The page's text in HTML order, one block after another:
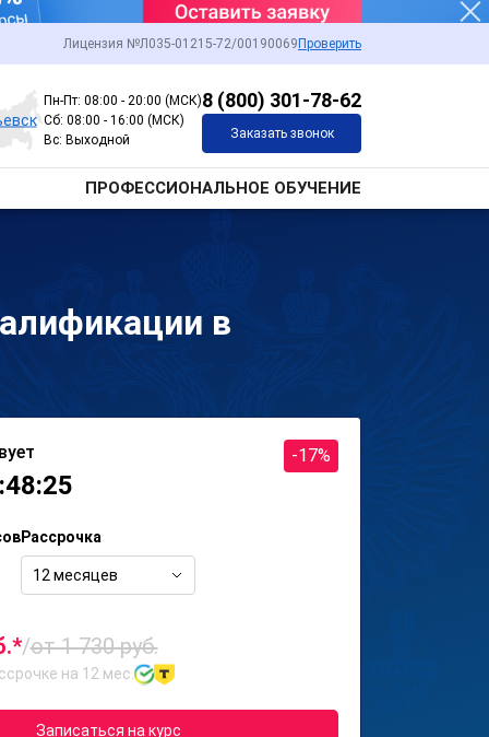
Лицензия №Л035-01215-72/00190069 Проверить
Пн-Пт: 08:00 - 20:00 (МСК)
Сб: 08:00 - 16:00 (МСК)
Вс: Выходной
8 (800) 301-78-62
Заказать звонок
ПРОФЕССИОНАЛЬНОЕ ОБУЧЕНИЕ
в
-17%
Рассрочка
12 месяцев
/от 1 730 руб.
на 12 мес.
Записаться на курс